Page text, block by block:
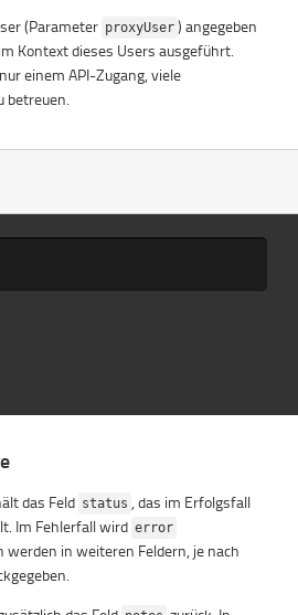
(Parameter proxyUser ) angegeben
Kontext dieses Users ausgeführt.
einem API-Zugang, viele
betreuen.
das Feld status , das im Erfolgsfall
Im Fehlerfall wird error
werden in weiteren Feldern, je nach